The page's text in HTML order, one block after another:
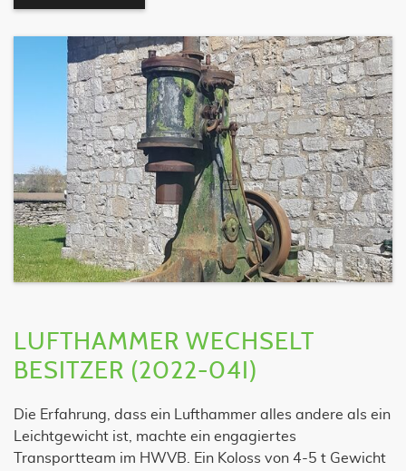
LUFTHAMMER WECHSELT
BESITZER (2022-04I)
Die Erfahrung, dass ein Lufthammer alles andere als ein
Leichtgewicht ist, machte ein engagiertes
Transportteam im HWVB. Ein Koloss von 4-5 t Gewicht